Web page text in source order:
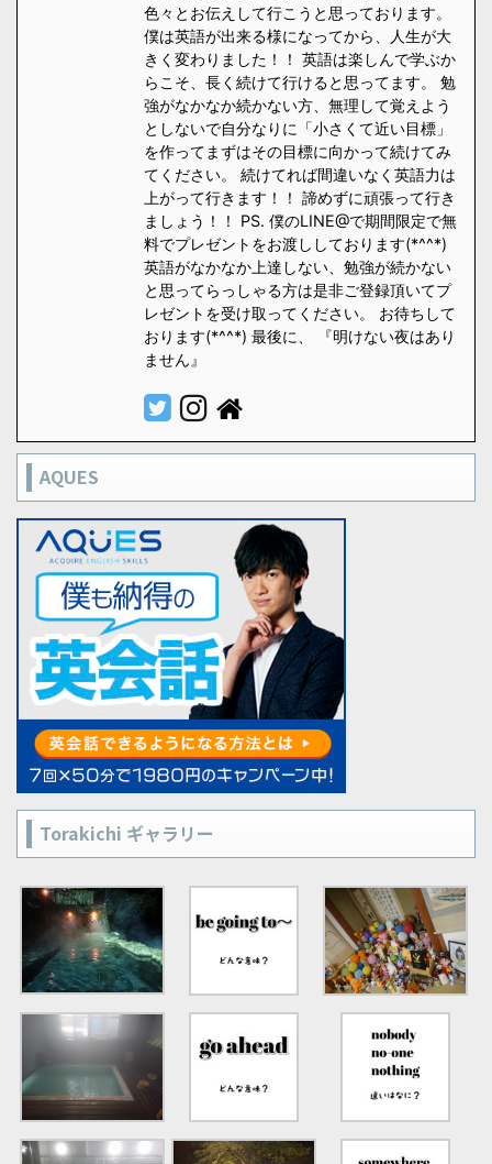
色々とお伝えして行こうと思っております。
僕は英語が出来る様になってから、人生が大
きく変わりました！！ 英語は楽しんで学ぶか
らこそ、長く続けて行けると思ってます。 勉
強がなかなか続かない方、無理して覚えよう
としないで自分なりに「小さくて近い目標」
を作ってまずはその目標に向かって続けてみ
てください。 続けてれば間違いなく英語力は
上がって行きます！！ 諦めずに頑張って行き
ましょう！！ PS. 僕のLINE@で期間限定で無
料でプレゼントをお渡ししております(*^^*)
英語がなかなか上達しない、勉強が続かない
と思ってらっしゃる方は是非ご登録頂いてプ
レゼントを受け取ってください。 お待ちして
おります(*^^*) 最後に、 『明けない夜はあり
ません』
AQUES
Torakichi ギャラリー